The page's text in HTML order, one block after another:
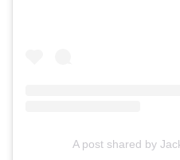
A post shared by